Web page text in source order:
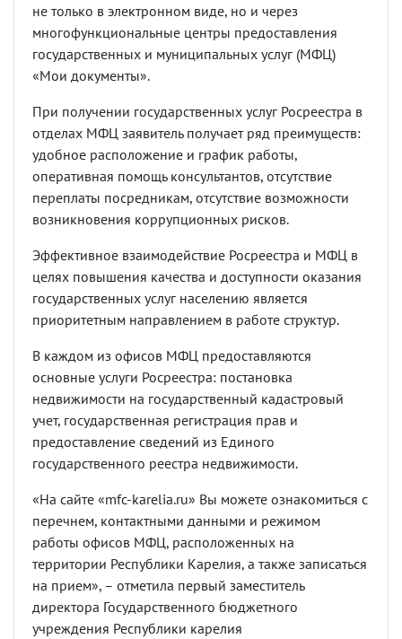
не только в электронном виде, но и через
многофункциональные центры предоставления
государственных и муниципальных услуг (МФЦ)
«Мои документы».
При получении государственных услуг Росреестра в
отделах МФЦ заявитель получает ряд преимуществ:
удобное расположение и график работы,
оперативная помощь консультантов, отсутствие
переплаты посредникам, отсутствие возможности
возникновения коррупционных рисков.
Эффективное взаимодействие Росреестра и МФЦ в
целях повышения качества и доступности оказания
государственных услуг населению является
приоритетным направлением в работе структур.
В каждом из офисов МФЦ предоставляются
основные услуги Росреестра: постановка
недвижимости на государственный кадастровый
учет, государственная регистрация прав и
предоставление сведений из Единого
государственного реестра недвижимости.
«На сайте «mfc-karelia.ru» Вы можете ознакомиться с
перечнем, контактными данными и режимом
работы офисов МФЦ, расположенных на
территории Республики Карелия, а также записаться
на прием», – отметила первый заместитель
директора Государственного бюджетного
учреждения Республики карелия